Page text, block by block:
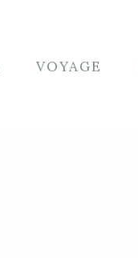
VOYAGE